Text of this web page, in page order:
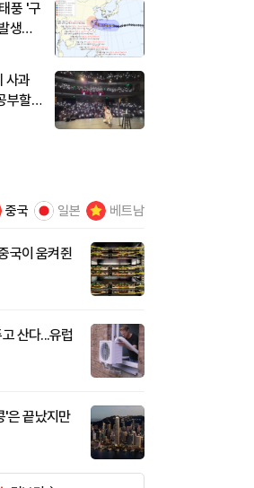
풍 '구
생…
사과
부할
중국 일본 베트남
국이 움켜쥔
산다...유럽
'은 끝났지만